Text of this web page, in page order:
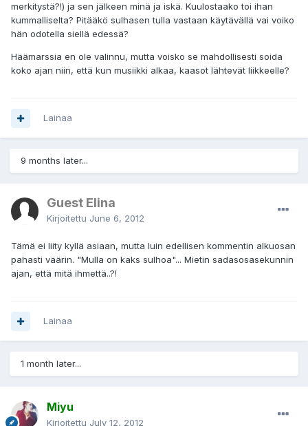
merkitystä?!) ja sen jälkeen minä ja iskä. Kuulostaako toi ihan
kummalliselta? Pitääkö sulhasen tulla vastaan käytävällä vai voiko
hän odotella siellä edessä?
Häämarssia en ole valinnu, mutta voisko se mahdollisesti soida
koko ajan niin, että kun musiikki alkaa, kaasot lähtevät liikkeelle?
Lainaa
9 months later...
Guest Elina
Kirjoitettu June 6, 2012
Tämä ei liity kyllä asiaan, mutta luin edellisen kommentin alkuosan
pahasti väärin. "Mulla on kaks sulhoa"... Mietin sadasosasekunnin
ajan, että mitä ihmettä..?!
Lainaa
1 month later...
Miyu
Kirjoitettu July 12, 2012